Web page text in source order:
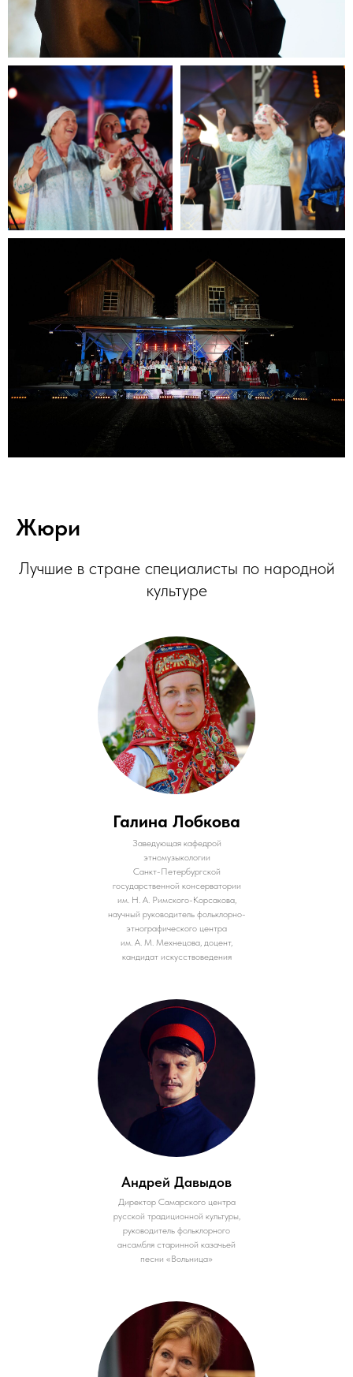
Жюри
Лучшие в стране специалисты по народной
культуре
Галина Лобкова
Заведующая кафедрой
этномузыкологии
Санкт-Петербургской
государственной консерватории
им. Н. А. Римского-Корсакова,
научный руководитель фольклорно-
этнографического центра
им. А. М. Мехнецова, доцент,
кандидат искусствоведения
Андрей Давыдов
Директор Самарского центра
русской традиционной культуры,
руководитель фольклорного
ансамбля старинной казачьей
песни «Вольница»